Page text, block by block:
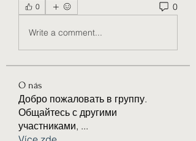
0 0
Write a comment...
O nás
Добро пожаловать в группу.
Общайтесь с другими
участниками, ...